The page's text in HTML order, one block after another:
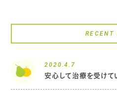
RECENT
2020.4.7
安心して治療を受けて